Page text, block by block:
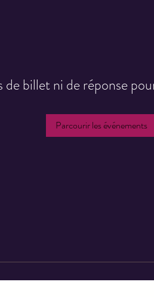
de billet ni de réponse
Parcourir les événements